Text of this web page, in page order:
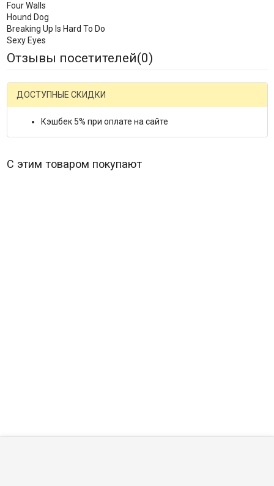
Four Walls
Hound Dog
Breaking Up Is Hard To Do
Sexy Eyes
Отзывы посетителей(0)
ДОСТУПНЫЕ СКИДКИ
Кэшбек 5% при оплате на сайте
С этим товаром покупают